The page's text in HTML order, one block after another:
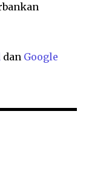
dan Google